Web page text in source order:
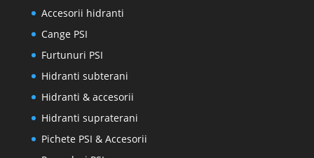
Accesorii hidranti
Cange PSI
Furtunuri PSI
Hidranti subterani
Hidranti & accesorii
Hidranti supraterani
Pichete PSI & Accesorii